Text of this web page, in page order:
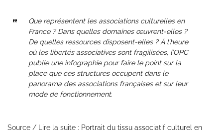
Que représentent les associations culturelles en
France ? Dans quelles domaines œuvrent-elles ?
De quelles ressources disposent-elles ? À l’heure
où les libertés associatives sont fragilisées, l’OPC
publie une infographie pour faire le point sur la
place que ces structures occupent dans le
panorama des associations françaises et sur leur
mode de fonctionnement.
Source / Lire la suite : Portrait du tissu associatif culturel en